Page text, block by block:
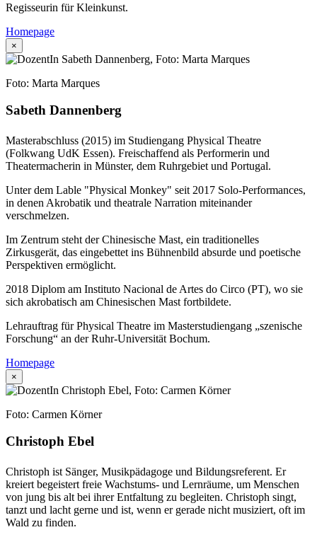
Regisseurin für Kleinkunst.
Homepage
×
Foto: Marta Marques
Sabeth Dannenberg
Masterabschluss (2015) im Studiengang Physical Theatre
(Folkwang UdK Essen). Freischaffend als Performerin und
Theatermacherin in Münster, dem Ruhrgebiet und Portugal.
Unter dem Lable "Physical Monkey" seit 2017 Solo-Performances,
in denen Akrobatik und theatrale Narration miteinander
verschmelzen.
Im Zentrum steht der Chinesische Mast, ein traditionelles
Zirkusgerät, das eingebettet ins Bühnenbild absurde und poetische
Perspektiven ermöglicht.
2018 Diplom am Instituto Nacional de Artes do Circo (PT), wo sie
sich akrobatisch am Chinesischen Mast fortbildete.
Lehrauftrag für Physical Theatre im Masterstudiengang „szenische
Forschung“ an der Ruhr-Universität Bochum.
Homepage
×
Foto: Carmen Körner
Christoph Ebel
Christoph ist Sänger, Musikpädagoge und Bildungsreferent. Er
kreiert begeistert freie Wachstums- und Lernräume, um Menschen
von jung bis alt bei ihrer Entfaltung zu begleiten. Christoph singt,
tanzt und lacht gerne und ist, wenn er gerade nicht musiziert, oft im
Wald zu finden.